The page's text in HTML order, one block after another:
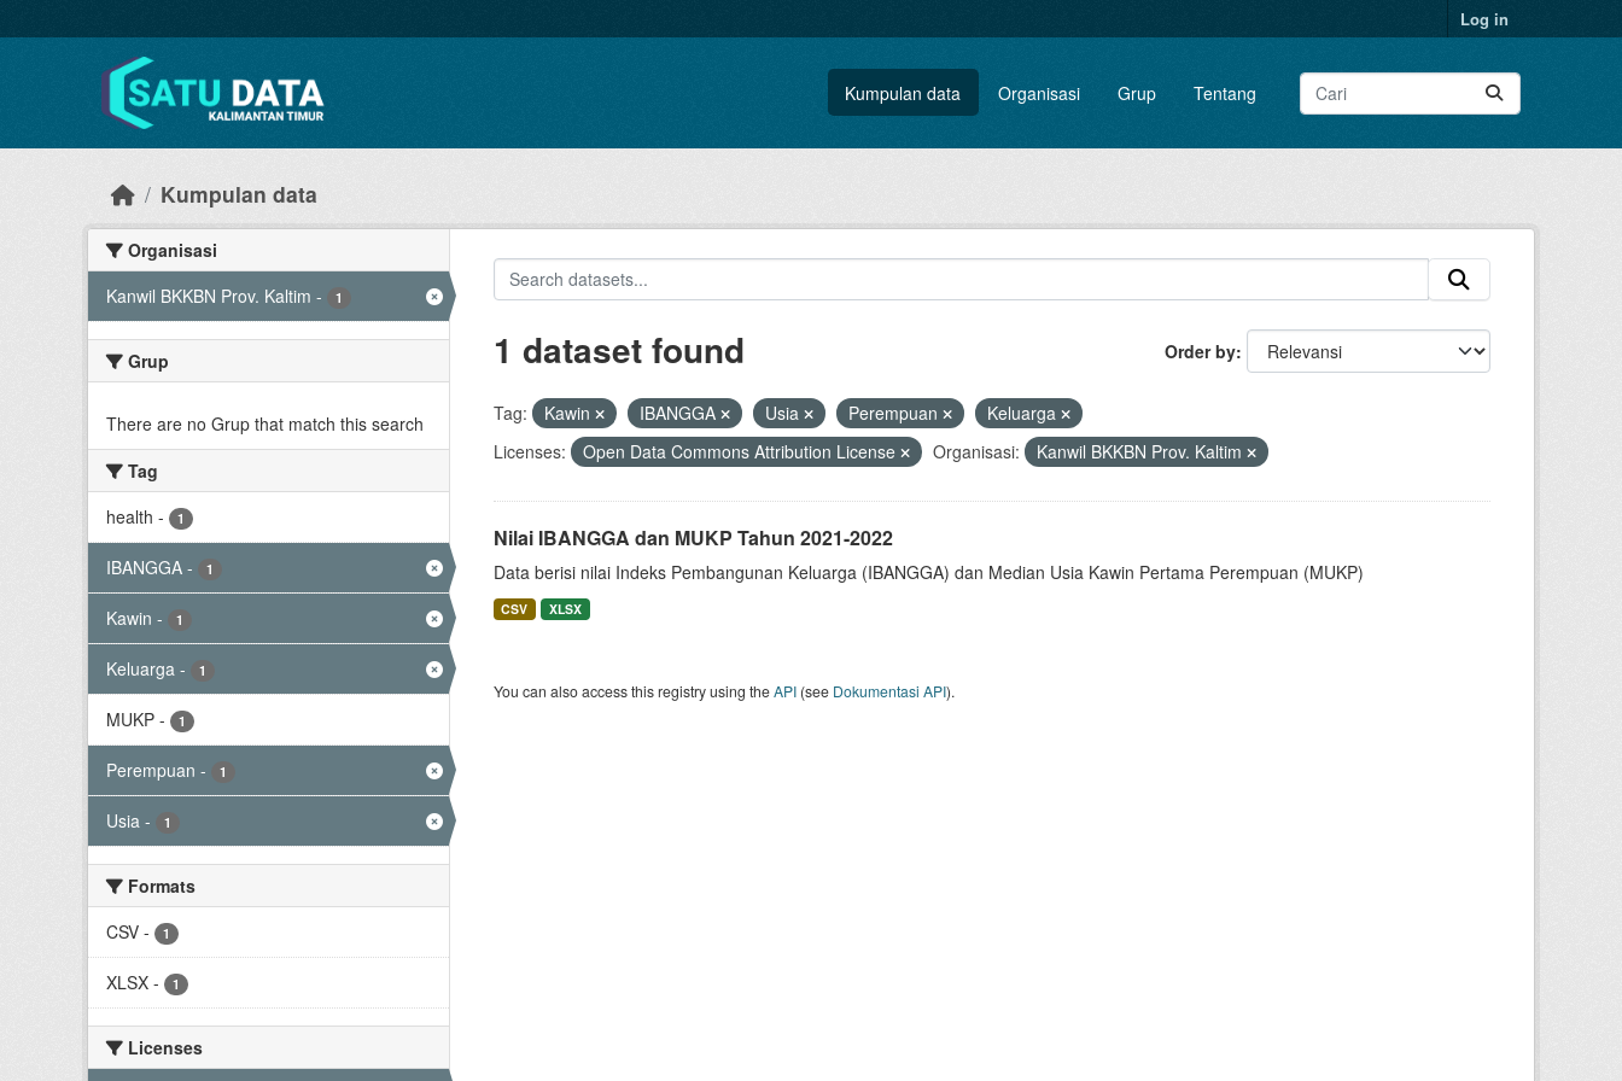
Log in
Kumpulan data Organisasi Grup Tentang
Kumpulan data
Organisasi
Kanwil BKKBN Prov. Kaltim - 1
Grup
There are no Grup that match this search
Tag
health - 1
IBANGGA - 1
Kawin - 1
Keluarga - 1
MUKP - 1
Perempuan - 1
Usia - 1
Formats
CSV - 1
XLSX - 1
Licenses
Order by
1 dataset found
Tag: Kawin IBANGGA Usia Perempuan
Keluarga
Licenses:
Open Data Commons Attribution License Organisasi: Kanwil BKKBN Prov. Kaltim
Nilai IBANGGA dan MUKP Tahun 2021-2022
Data berisi nilai Indeks Pembangunan Keluarga (IBANGGA) dan Median Usia Kawin Pertama Perempuan (MUKP)
CSV XLSX
You can also access this registry using theAPI(see Dokumentasi API).